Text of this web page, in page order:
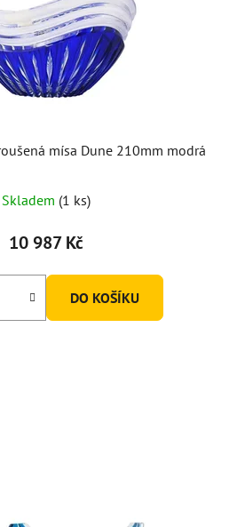
mísa Dune 210mm modrá
Skladem (1 ks)
10 987 Kč
DO KOŠÍKU